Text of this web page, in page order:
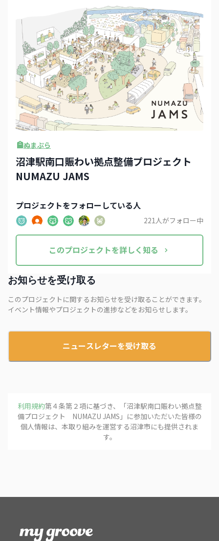
ぬまぷら
沼津駅南口賑わい拠点整備プロジェクト
NUMAZU JAMS
プロジェクトをフォローしている人
221人がフォロー中
このプロジェクトを詳しく知る
お知らせを受け取る
このプロジェクトに関するお知らせを受け取ることができます。
イベント情報やプロジェクトの進捗などをお知らせします。
ニュースレターを受け取る
利用規約第４条第２項に基づき、「沼津駅南口賑わい拠点整
備プロジェクト NUMAZU JAMS 」に参加いただいた皆様の
個人情報は、本取り組みを運営する沼津市にも提供されま
す。